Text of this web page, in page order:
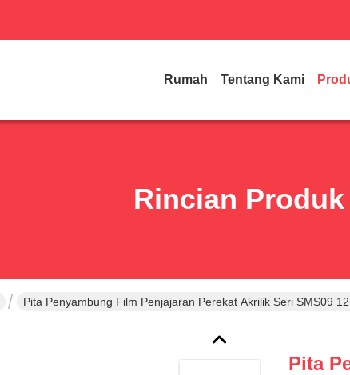
Rumah Tentang Kami
Rincian Produk
Pita Penyambung Film Penjajaran Perekat Akrilik Seri SMS09
Pita